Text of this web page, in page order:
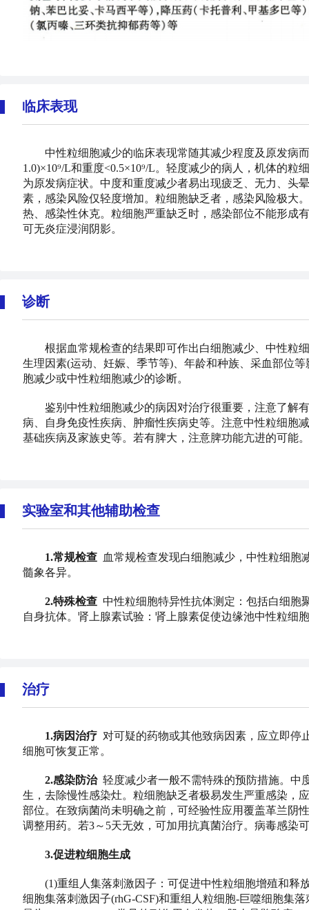
临床表现
中性粒细胞减少的临床表现常随其减少程度及原发病而
1.0)×10⁹/L和重度<0.5×10⁹/L。轻度减少的病人，机体的粒
为原发病症状。中度和重度减少者易出现疲乏、无力、头
素，感染风险仅轻度增加。粒细胞缺乏者，感染风险极大
热、感染性休克。粒细胞严重缺乏时，感染部位不能形成
可无炎症浸润阴影。
诊断
根据血常规检查的结果即可作出白细胞减少、中性粒
生理因素(运动、妊娠、季节等)、年龄和种族、采血部位
胞减少或中性粒细胞减少的诊断。
鉴别中性粒细胞减少的病因对治疗很重要，注意了解
病、自身免疫性疾病、肿瘤性疾病史等。注意中性粒细胞
基础疾病及家族史等。若有脾大，注意脾功能亢进的可能。
实验室和其他辅助检查
1.常规检查血常规检查发现白细胞减少，中性粒细胞
髓象各异。
2.特殊检查中性粒细胞特异性抗体测定：包括白细胞
自身抗体。肾上腺素试验：肾上腺素促使边缘池中性粒细
治疗
1.病因治疗 对可疑的药物或其他致病因素，应立即停
细胞可恢复正常。
2.感染防治 轻度减少者一般不需特殊的预防措施。中
生，去除慢性感染灶。粒细胞缺乏者极易发生严重感染，
部位。在致病菌尚未明确之前，可经验性应用覆盖革兰阴
调整用药。若3～5天无效，可加用抗真菌治疗。病毒感染
3.促进粒细胞生成
(1)重组人集落刺激因子：可促进中性粒细胞增殖和释
细胞集落刺激因子(rhG-CSF)和重组人粒细胞-巨噬细胞集